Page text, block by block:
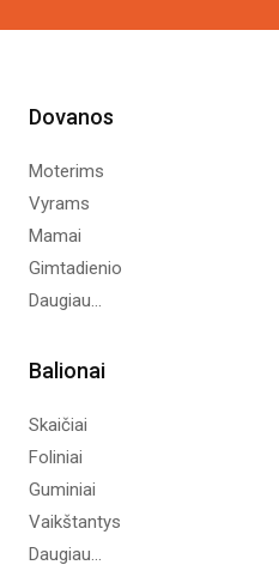
Dovanos
Moterims
Vyrams
Mamai
Gimtadienio
Daugiau...
Balionai
Skaičiai
Foliniai
Guminiai
Vaikštantys
Daugiau...